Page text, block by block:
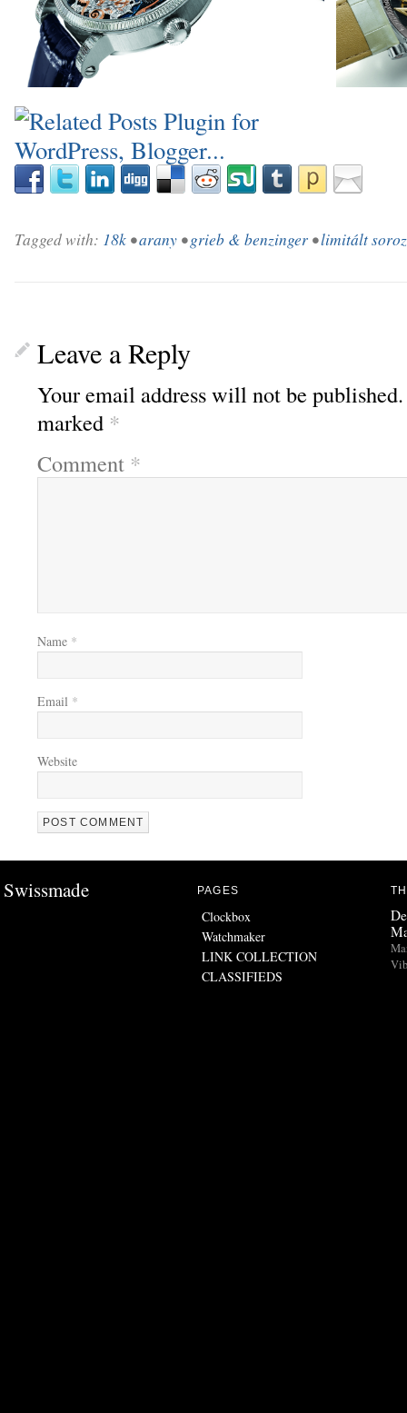
_
Tagged with: 18k •arany •grieb & benzinger •limitált
Leave a Reply
Your email address will not be published.
marked *
Comment *
Name *
Email *
Website
Swissmade PAGES
Clockbox
Watchmaker
LINK COLLECTION
CLASSIFIEDS